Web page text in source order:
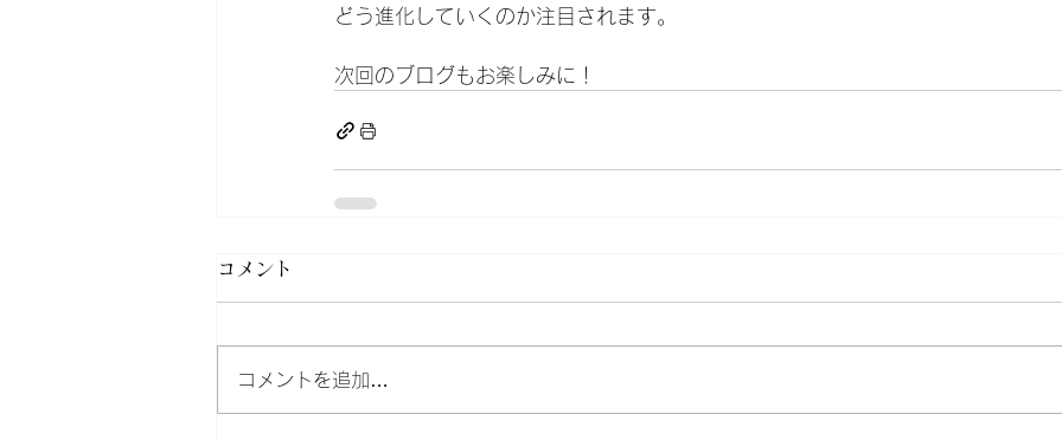
どう進化していくのか注目されます。
次回のブログもお楽しみに！
コメント
コメントを追加…